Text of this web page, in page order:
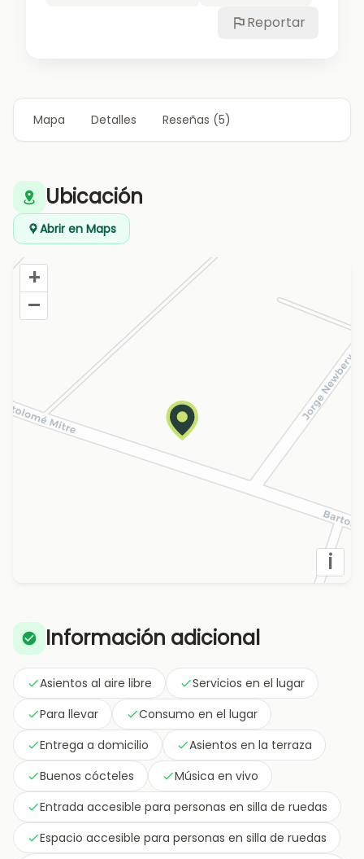
Reportar
Mapa Detalles Reseñas (5)
Ubicación
Abrir en Maps
+
–
i
Información adicional
Asientos al aire libre
Servicios en el lugar
Para llevar
Consumo en el lugar
Entrega a domicilio
Asientos en la terraza
Buenos cócteles
Música en vivo
Entrada accesible para personas en silla de ruedas
Espacio accesible para personas en silla de ruedas